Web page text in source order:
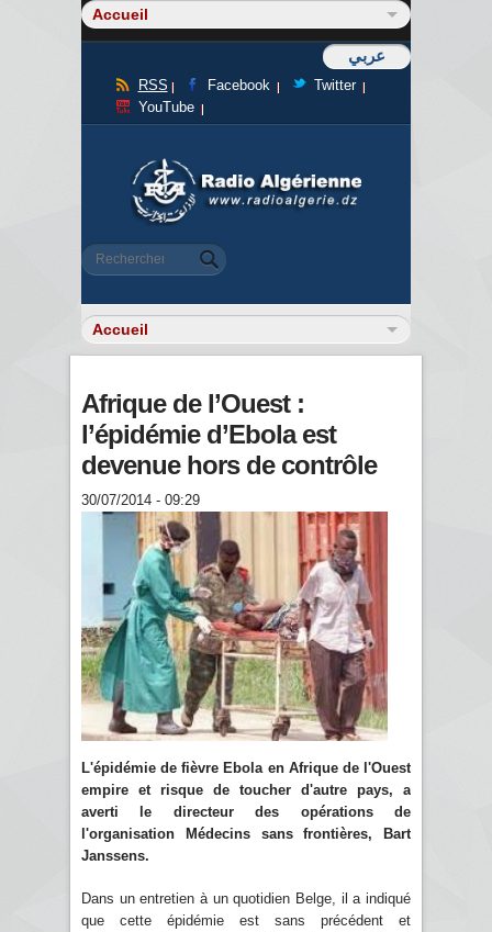
عربي
RSS Facebook
Twitter
YouTube
Formulaire de recherche
Rechercher
Afrique de l’Ouest :
l’épidémie d’Ebola est
devenue hors de contrôle
30/07/2014 - 09:29
L'épidémie de fièvre Ebola en Afrique de l'Ouest
empire et risque de toucher d'autre pays, a
averti le directeur des opérations de
l'organisation Médecins sans frontières, Bart
Janssens.
Dans un entretien à un quotidien Belge, il a indiqué
que cette épidémie est sans précédent et